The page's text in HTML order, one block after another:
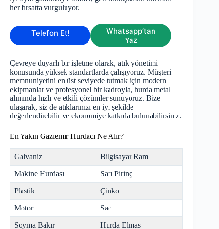
her fırsatta vurguluyor.
Telefon Et!
Whatsapp’tan
Yaz
Çevreye duyarlı bir işletme olarak, atık yönetimi
konusunda yüksek standartlarda çalışıyoruz. Müşteri
memnuniyetini en üst seviyede tutmak için modern
ekipmanlar ve profesyonel bir kadroyla, hurda metal
alımında hızlı ve etkili çözümler sunuyoruz. Bize
ulaşarak, siz de atıklarınızı en iyi şekilde
değerlendirebilir ve ekonomiye katkıda bulunabilirsiniz.
En Yakın Gaziemir Hurdacı Ne Alır?
Galvaniz Bilgisayar Ram
Makine Hurdası Sarı Pirinç
Plastik Çinko
Motor Sac
Soyma Bakır Hurda Elmas